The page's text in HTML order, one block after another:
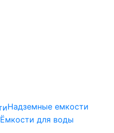
Надземные емкости
Ёмкости для воды